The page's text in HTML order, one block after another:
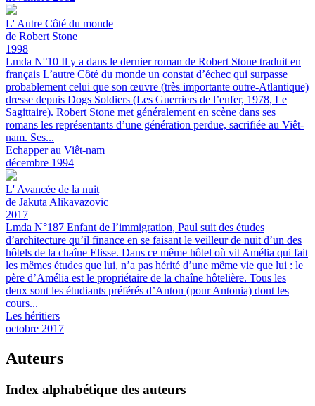
L' Autre Côté du monde
de Robert Stone
1998
Lmda N°10 Il y a dans le dernier roman de Robert Stone traduit en
français L’autre Côté du monde un constat d’échec qui surpasse
probablement celui que son œuvre (très importante outre-Atlantique)
dresse depuis Dogs Soldiers (Les Guerriers de l’enfer, 1978, Le
Sagittaire). Robert Stone met généralement en scène dans ses
romans les représentants d’une génération perdue, sacrifiée au Viêt-
nam. Ses...
Echapper au Viêt-nam
décembre 1994
L' Avancée de la nuit
de Jakuta Alikavazovic
2017
Lmda N°187 Enfant de l’immigration, Paul suit des études
d’architecture qu’il finance en se faisant le veilleur de nuit d’un des
hôtels de la chaîne Elisse. Dans ce même hôtel où vit Amélia qui fait
les mêmes études que lui, n’a pas hérité d’une même vie que lui : le
père d’Amélia est le propriétaire de la chaîne hôtelière. Tous les
deux sont les étudiants préférés d’Anton (pour Antonia) dont les
cours...
Les héritiers
octobre 2017
Auteurs
Index alphabétique des auteurs